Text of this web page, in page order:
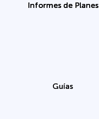
Informes de Planes
Guías